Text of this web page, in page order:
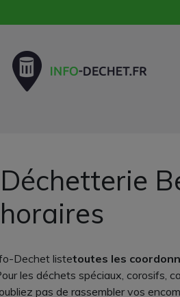
Déchetterie
horaires
Dechet listetoutes les
les déchets spéciaux, corosifs,
pas de rassembler vos